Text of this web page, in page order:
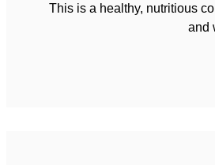
This is a healthy, nutritious
and